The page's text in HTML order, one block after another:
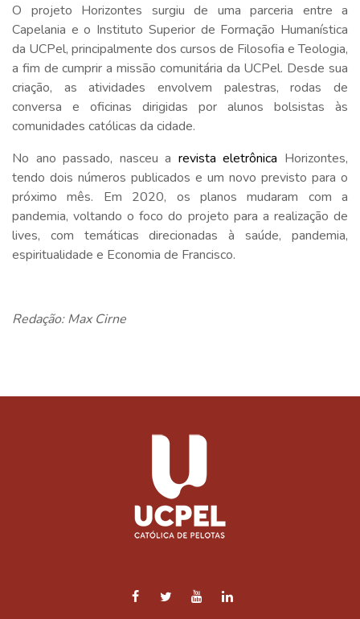
O projeto Horizontes surgiu de uma parceria entre a
Capelania e o Instituto Superior de Formação Humanística
da UCPel, principalmente dos cursos de Filosofia e Teologia,
a fim de cumprir a missão comunitária da UCPel. Desde sua
criação, as atividades envolvem palestras, rodas de
conversa e oficinas dirigidas por alunos bolsistas às
comunidades católicas da cidade.
No ano passado, nasceu a revista eletrônica Horizontes,
tendo dois números publicados e um novo previsto para o
próximo mês. Em 2020, os planos mudaram com a
pandemia, voltando o foco do projeto para a realização de
lives, com temáticas direcionadas à saúde, pandemia,
espiritualidade e Economia de Francisco.
Redação: Max Cirne